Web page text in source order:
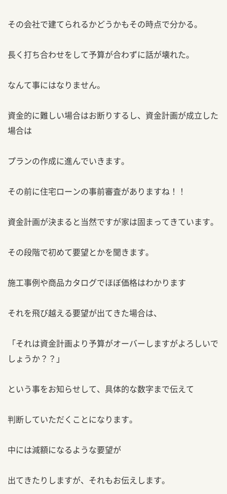
その会社で建てられるかどうかもその時点で分かる。
長く打ち合わせをして予算が合わずに話が壊れた。
なんて事にはなりません。
資金的に難しい場合はお断りするし、資金計画が成立した
場合は
プランの作成に進んでいきます。
その前に住宅ローンの事前審査がありますね！！
資金計画が決まると当然ですが家は固まってきています。
その段階で初めて要望とかを聞きます。
施工事例や商品カタログでほぼ価格はわかります
それを飛び越える要望が出てきた場合は、
「それは資金計画より予算がオーバーしますがよろしいで
しょうか？？」
という事をお知らせして、具体的な数字まで伝えて
判断していただくことになります。
中には減額になるような要望が
出てきたりしますが、それもお伝えします。